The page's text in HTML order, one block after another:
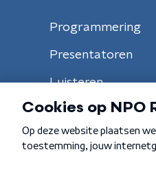
Programmering
Presentatoren
Luisteren
Algemene